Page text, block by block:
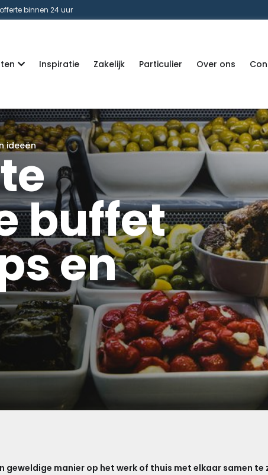
binnen 24 uur
Inspiratie Zakelijk Particulier Over ons
ideeën
buffet
en
geweldige manier op het werk of thuis met elkaar samen